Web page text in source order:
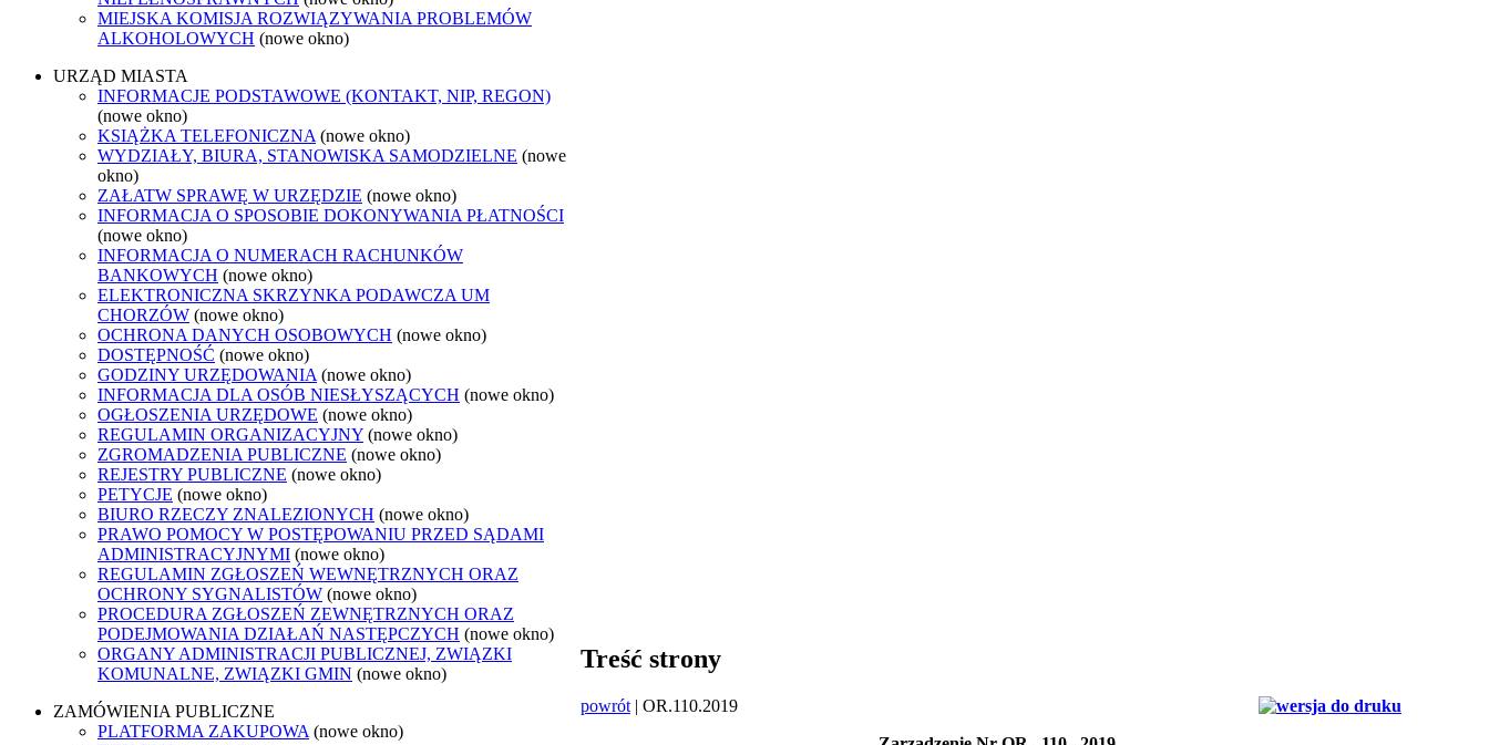
MIEJSKA KOMISJA ROZWIĄZYWANIA PROBLEMÓW
ALKOHOLOWYCH (nowe okno)
URZĄD MIASTA
INFORMACJE PODSTAWOWE (KONTAKT, NIP, REGON)
(nowe okno)
KSIĄŻKA TELEFONICZNA (nowe okno)
WYDZIAŁY, BIURA, STANOWISKA SAMODZIELNE (nowe
okno)
ZAŁATW SPRAWĘ W URZĘDZIE (nowe okno)
INFORMACJA O SPOSOBIE DOKONYWANIA PŁATNOŚCI
(nowe okno)
INFORMACJA O NUMERACH RACHUNKÓW
BANKOWYCH (nowe okno)
ELEKTRONICZNA SKRZYNKA PODAWCZA UM
CHORZÓW (nowe okno)
OCHRONA DANYCH OSOBOWYCH (nowe okno)
DOSTĘPNOŚĆ (nowe okno)
GODZINY URZĘDOWANIA (nowe okno)
INFORMACJA DLA OSÓB NIESŁYSZĄCYCH (nowe okno)
OGŁOSZENIA URZĘDOWE (nowe okno)
REGULAMIN ORGANIZACYJNY (nowe okno)
ZGROMADZENIA PUBLICZNE (nowe okno)
REJESTRY PUBLICZNE (nowe okno)
PETYCJE (nowe okno)
BIURO RZECZY ZNALEZIONYCH (nowe okno)
PRAWO POMOCY W POSTĘPOWANIU PRZED SĄDAMI
ADMINISTRACYJNYMI (nowe okno)
REGULAMIN ZGŁOSZEŃ WEWNĘTRZNYCH ORAZ
OCHRONY SYGNALISTÓW (nowe okno)
PROCEDURA ZGŁOSZEŃ ZEWNĘTRZNYCH ORAZ
PODEJMOWANIA DZIAŁAŃ NASTĘPCZYCH (nowe okno)
ORGANY ADMINISTRACJI PUBLICZNEJ, ZWIĄZKI
KOMUNALNE, ZWIĄZKI GMIN (nowe okno)
ZAMÓWIENIA PUBLICZNE
PLATFORMA ZAKUPOWA (nowe okno)
Treść strony
powrót | OR.110.2019